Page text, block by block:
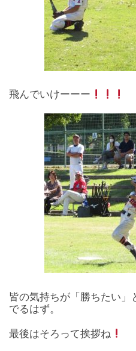
飛んでいけーーー
皆の気持ちが「勝ちたい」
でるはず。
最後はそろって挨拶ね